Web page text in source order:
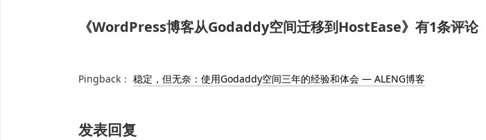
航
章：
章：
《WordPress博客从Godaddy空间迁移到HostEase》有1条评论
Pingback： 稳定，但无奈：使用Godaddy空间三年的经验和体会 — ALENG博客
发表回复